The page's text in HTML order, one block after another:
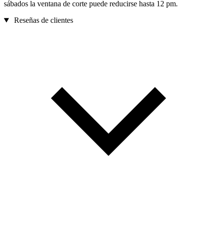
sábados la ventana de corte puede reducirse hasta 12 pm.
Reseñas de clientes